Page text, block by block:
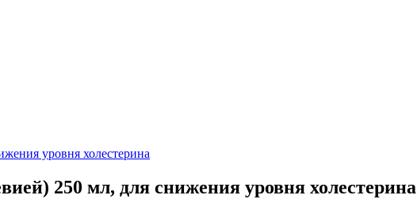
уровня холестерина
250 мл, для снижения уровня холестерина